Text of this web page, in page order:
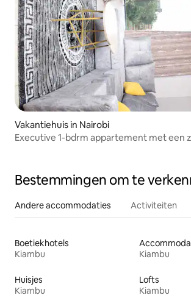
Vakantiehuis in Nairobi
Executive 1-bdrm appartement met een
Bestemmingen om te
Andere accommodaties Activiteiten
Boetiekhotels
Kiambu
Kiambu
Huisjes
Kiambu
Lofts
Kiambu